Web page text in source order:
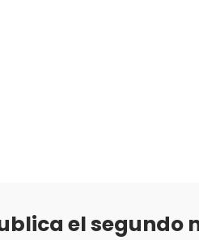
el segundo